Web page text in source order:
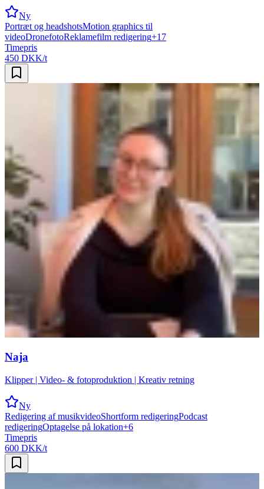
Ny
Portræt og headshotsMotion graphics til
videoDronefotoReklamefilm redigering+17
Timepris
450 DKK/t
Naja
Klipper | Video- & fotoproduktion | Kreativ retning
Ny
Redigering af musikvideoShortform redigeringPodcast
redigeringOptagelse på lokation+6
Timepris
600 DKK/t